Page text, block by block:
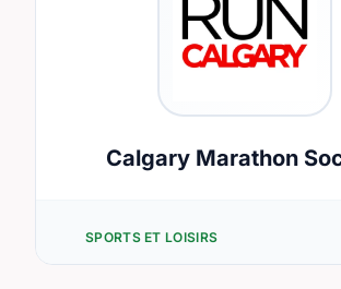
Calgary Marathon
SPORTS ET LOISIRS